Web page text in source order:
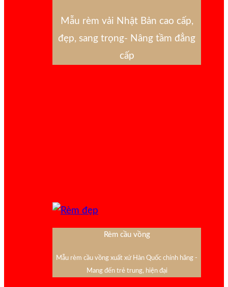
Mẫu rèm vải Nhật Bản cao cấp,
đẹp, sang trọng- Nâng tầm đẳng
cấp
Rèm cầu vồng
Mẫu rèm cầu vồng xuất xứ Hàn Quốc chính hãng -
Mang đến trẻ trung, hiện đại